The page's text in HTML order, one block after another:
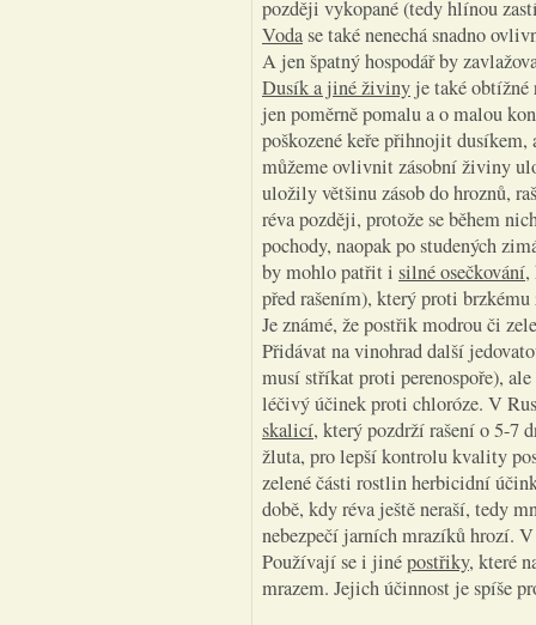
později vykopané (tedy hlínou
Vodase také nenechá snadno
A jen špatný hospodář by
Dusík a jiné živiny je také
jen poměrně pomalu a o malou
poškozené keře přihnojit dusíkem,
můžeme ovlivnit zásobní živiny
uložily většinu zásob do hroznů,
réva později, protože se během
pochody, naopak po studených
by mohlo patřit i silné osečkování,
před rašením), který proti
Je známé, že postřik modrou či
Přidávat na vinohrad další
musí stříkat proti perenospoře),
léčivý účinek proti chloróze. V
skalicí, který pozdrží rašení o 5-7
žluta, pro lepší kontrolu kvality
zelené části rostlin herbicidní
době, kdy réva ještě neraší, tedy
nebezpečí jarních mrazíků hrozí.
Používají se i jinépostřiky, které
mrazem. Jejich účinnost je spíše